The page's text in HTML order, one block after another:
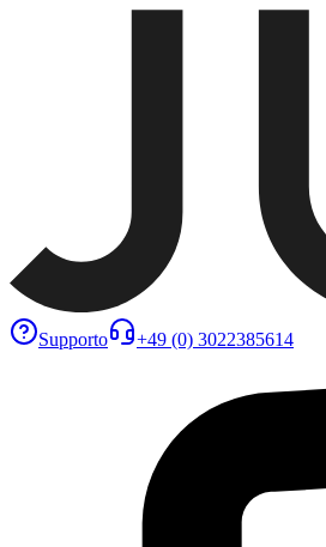
Supporto +49 (0) 3022385614